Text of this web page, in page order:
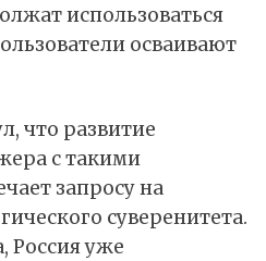
использоваться
осваивают
что развитие
с такими
запросу на
суверенитета.
Россия уже